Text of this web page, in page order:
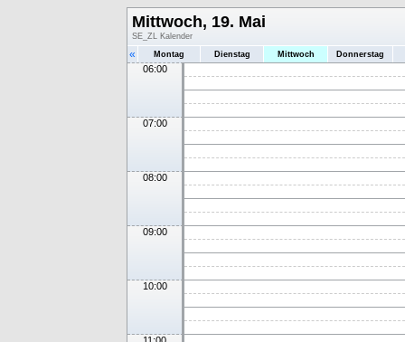
Mittwoch, 19. Mai
SE_ZL Kalender
« Montag Dienstag Mittwoch Donnerstag
06:00
07:00
08:00
09:00
10:00